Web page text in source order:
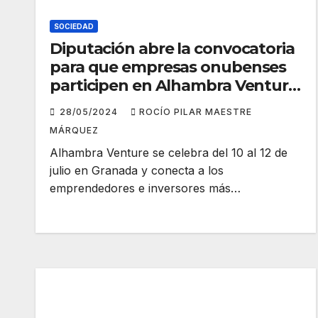
SOCIEDAD
Diputación abre la convocatoria
para que empresas onubenses
participen en Alhambra Venture
2024
28/05/2024
ROCÍO PILAR MAESTRE
MÁRQUEZ
Alhambra Venture se celebra del 10 al 12 de
julio en Granada y conecta a los
emprendedores e inversores más…